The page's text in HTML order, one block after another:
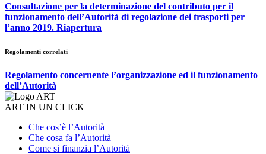
Consultazione per la determinazione del contributo per il
funzionamento dell’Autorità di regolazione dei trasporti per
l’anno 2019. Riapertura
Regolamenti correlati
Regolamento concernente l’organizzazione ed il funzionamento
dell’Autorità
ART IN UN CLICK
Che cos’è l’Autorità
Che cosa fa l’Autorità
Come si finanzia l’Autorità